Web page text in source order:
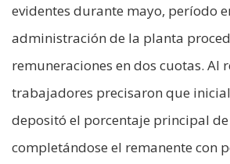
evidentes durante mayo, período
administración de la planta
remuneraciones en dos cuotas. Al
trabajadores precisaron que
depositó el porcentaje principal de
completándose el remanente con